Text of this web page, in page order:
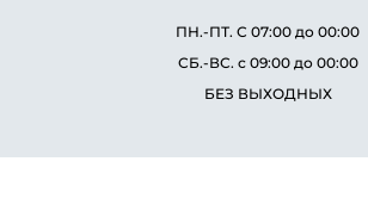
ПН.-ПТ. С 07:00 до 00:00
СБ.-ВС. с 09:00 до 00:00
БЕЗ ВЫХОДНЫХ